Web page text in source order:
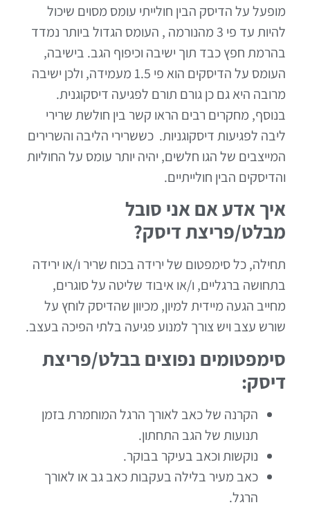
מופעל על הדיסק הבין חולייתי עומס מסוים שיכול
להיות עד פי 3 מהנורמה , העומס הגדול ביותר נמדד
בהרמת חפץ כבד תוך ישיבה וכיפוף הגב. בישיבה,
העומס על הדיסקים הוא פי 1.5 מעמידה, ולכן ישיבה
מרובה היא גם כן גורם תורם לפגיעה דיסקוגנית.
בנוסף, מחקרים רבים הראו קשר בין חולשת שרירי
ליבה לפגיעות דיסקוגניות. כששרירי הליבה והשרירים
המייצבים של הגו חלשים, יהיה יותר עומס על החוליות
והדיסקים הבין חולייתיים.
איך אדע אם אני סובל
מבלט/פריצת דיסק?
תחילה, כל סימפטום של ירידה בכוח שריר ו/או ירידה
בתחושה ברגליים, ו/או איבוד שליטה על סוגרים,
מחייב הגעה מיידית למיון, מכיוון שהדיסק לוחץ על
שורש עצב ויש צורך למנוע פגיעה בלתי הפיכה בעצב.
סימפטומים נפוצים בבלט/פריצת
דיסק:
הקרנה של כאב לאורך הרגל המוחמרת בזמן
תנועות של הגב התחתון.
נוקשות וכאב בעיקר בבוקר.
כאב מעיר בלילה בעקבות כאב גב או לאורך
הרגל.